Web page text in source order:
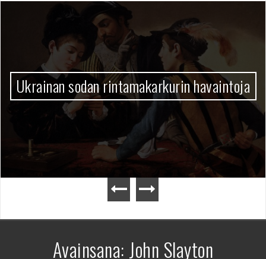
Ukrainan sodan rintamakarkurin havaintoja
Avainsana: John Slayton